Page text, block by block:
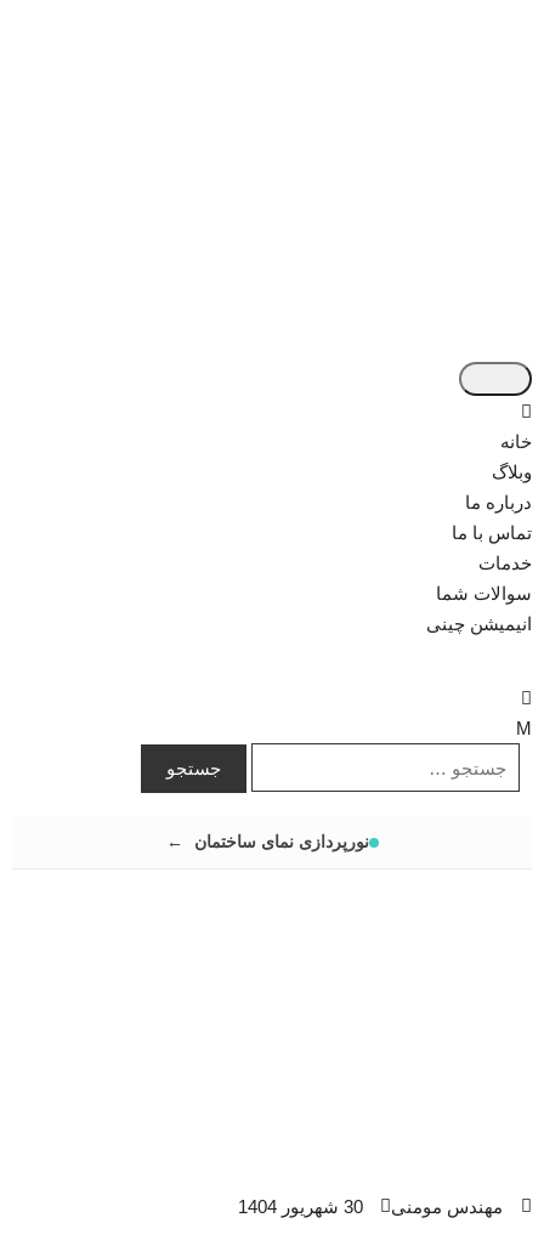
خانه
وبلاگ
درباره ما
تماس با ما
خدمات
سوالات شما
انیمیشن چینی
نورپردازی نمای ساختمان
مهندس مومنی 30 شهریور 1404